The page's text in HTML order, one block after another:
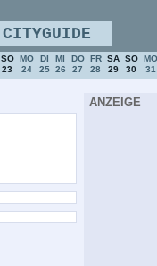
ANZEIGE
CITYGUIDE
SO
23
MO
24
DI
25
MI
26
DO
27
FR
28
SA
29
SO
30
MO
31